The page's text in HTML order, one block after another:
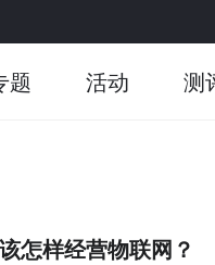
题 活动 测
怎样经营物联网？